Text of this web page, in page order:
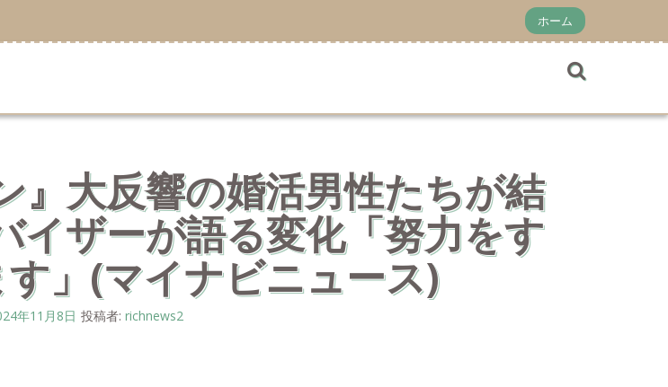
ホーム
』大反響の婚活男性たちが結
ザーが語る変化「努力をす
」(マイナビニュース)
年11月8日 投稿者: richnews2